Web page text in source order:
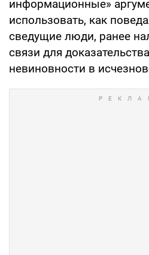
информационные»
использовать, как
сведущие люди, ранее
связи для
невиновности в